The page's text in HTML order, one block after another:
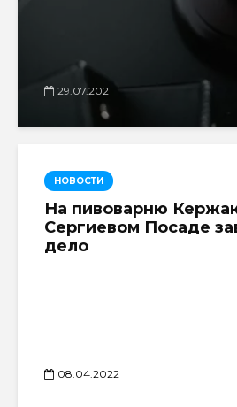
29.07.2021
НОВОСТИ
На пивоварню
Сергиевом Посаде
дело
08.04.2022